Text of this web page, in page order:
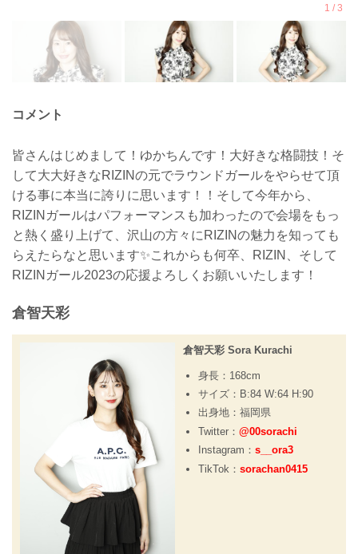
コメント
皆さんはじめまして！ゆかちんです！大好きな格闘技！そ
して大大好きなRIZINの元でラウンドガールをやらせて頂
ける事に本当に誇りに思います！！そして今年から、
RIZINガールはパフォーマンスも加わったので会場をもっ
と熱く盛り上げて、沢山の方々にRIZINの魅力を知っても
らえたらなと思います✨これからも何卒、RIZIN、そして
RIZINガール2023の応援よろしくお願いいたします！
倉智天彩
倉智天彩 Sora Kurachi
身長：168cm
サイズ：B:84 W:64 H:90
出身地：福岡県
Twitter： @00sorachi
Instagram： s__ora3
TikTok： sorachan0415